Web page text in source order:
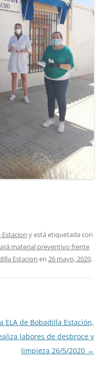
y está etiquetada con
material preventivo frente
Estacion en 26 mayo, 2020.
ELA de Bobadilla Estación,
labores de desbroce y
limpieza 26/5/2020 →